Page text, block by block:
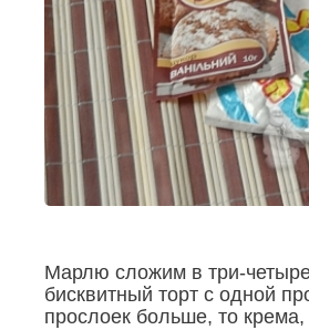
Марлю сложим в три-
бисквитный торт с одной
прослоек больше, то